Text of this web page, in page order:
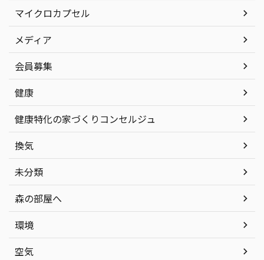
マイクロカプセル
メディア
会員募集
健康
健康特化の家づくりコンセルジュ
換気
未分類
森の部屋へ
環境
空気